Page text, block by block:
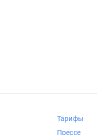
Тарифы
Прессе